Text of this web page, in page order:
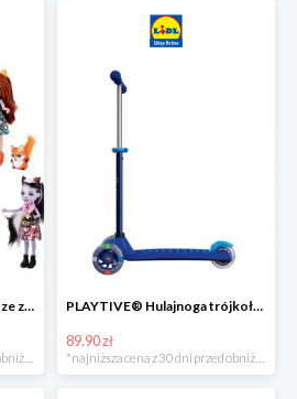
MATTEL Enchantimal Lalka ze zwierzątkiem
*najniższa cena z 30 dni przed obniżką
PLAYTIVE® Hulajnoga trójkołowa Tri Scooter z diodami LED
89.90 zł
*najniższa cena z 30 dni przed obniżką